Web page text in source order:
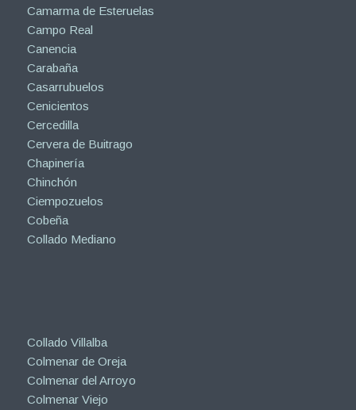
Camarma de Esteruelas
Campo Real
Canencia
Carabaña
Casarrubuelos
Cenicientos
Cercedilla
Cervera de Buitrago
Chapinería
Chinchón
Ciempozuelos
Cobeña
Collado Mediano
Collado Villalba
Colmenar de Oreja
Colmenar del Arroyo
Colmenar Viejo